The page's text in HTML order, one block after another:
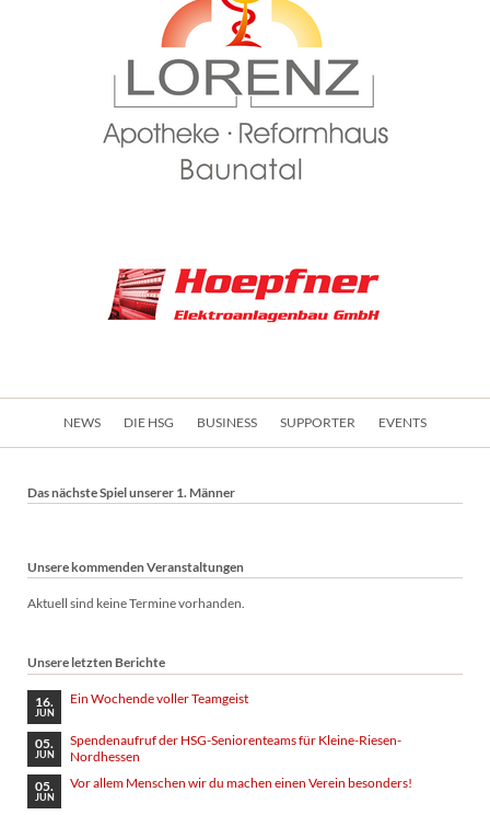
Navigation
NEWS DIE HSG BUSINESS SUPPORTER EVENTS
Das nächste Spiel unserer 1. Männer
Unsere kommenden Veranstaltungen
Aktuell sind keine Termine vorhanden.
Unsere letzten Berichte
16.
JUN
Ein Wochende voller Teamgeist
05.
JUN
Spendenaufruf der HSG-Seniorenteams für Kleine-Riesen-
Nordhessen
05.
JUN
Vor allem Menschen wir du machen einen Verein besonders!